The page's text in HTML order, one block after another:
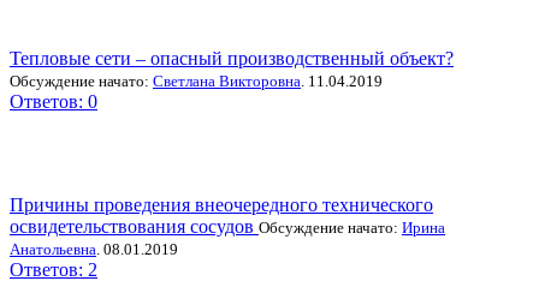
Тепловые сети – опасный производственный объект?
Обсуждение начато: Светлана Викторовна . 11.04.2019
Ответов: 0
Причины проведения внеочередного технического
освидетельствования сосудов Обсуждение начато: Ирина
Анатольевна . 08.01.2019
Ответов: 2